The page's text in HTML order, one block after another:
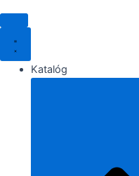
Katalóg